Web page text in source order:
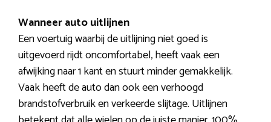
Wanneer auto uitlijnen
Een voertuig waarbij de uitlijning niet goed is
uitgevoerd rijdt oncomfortabel, heeft vaak een
afwijking naar 1 kant en stuurt minder gemakkelijk.
Vaak heeft de auto dan ook een verhoogd
brandstofverbruik en verkeerde slijtage. Uitlijnen